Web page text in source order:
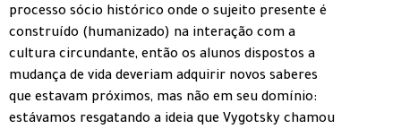
processo sócio histórico onde o sujeito presente é
construído (humanizado) na interação com a
cultura circundante, então os alunos dispostos a
mudança de vida deveriam adquirir novos saberes
que estavam próximos, mas não em seu domínio:
estávamos resgatando a ideia que Vygotsky chamou